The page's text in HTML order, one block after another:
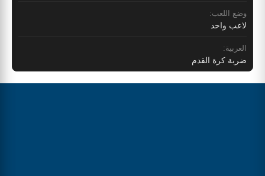
وضع اللعب:
لاعب واحد
العربية:
ضربة كرة القدم